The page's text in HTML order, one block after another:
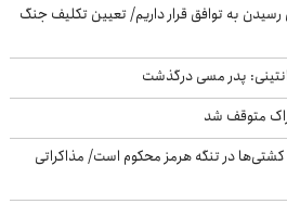
رسیدن به توافق قرار داریم/ تعیین تکلیف جنگ
پدر مسی درگذشت
متوقف شد
در تنگه هرمز محکوم است/ مذاکراتی